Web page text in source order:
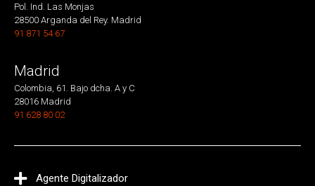
Pol. Ind. Las Monjas
28500 Arganda del Rey. Madrid
91 871 54 67
Madrid
Colombia, 61. Bajo dcha. A y C
28016 Madrid
91 628 80 02
Agente Digitalizador